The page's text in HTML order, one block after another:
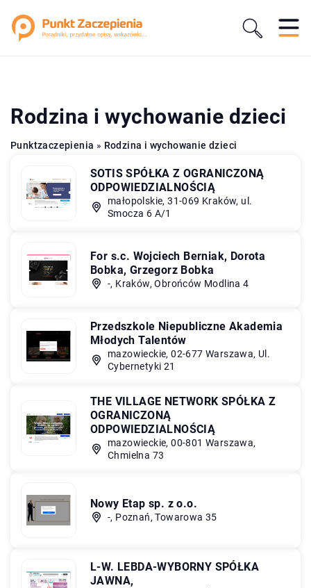
Rodzina i wychowanie dzieci
Punktzaczepienia » Rodzina i wychowanie dzieci
SOTIS SPÓŁKA Z OGRANICZONĄ
ODPOWIEDZIALNOŚCIĄ
małopolskie, 31-069 Kraków, ul.
Smocza 6 A/1
For s.c. Wojciech Berniak, Dorota
Bobka, Grzegorz Bobka
-, Kraków, Obrońców Modlina 4
Przedszkole Niepubliczne Akademia
Młodych Talentów
mazowieckie, 02-677 Warszawa, Ul.
Cybernetyki 21
THE VILLAGE NETWORK SPÓŁKA Z
OGRANICZONĄ
ODPOWIEDZIALNOŚCIĄ
mazowieckie, 00-801 Warszawa,
Chmielna 73
Nowy Etap sp. z o.o.
-, Poznań, Towarowa 35
L-W. LEBDA-WYBORNY SPÓŁKA
JAWNA,